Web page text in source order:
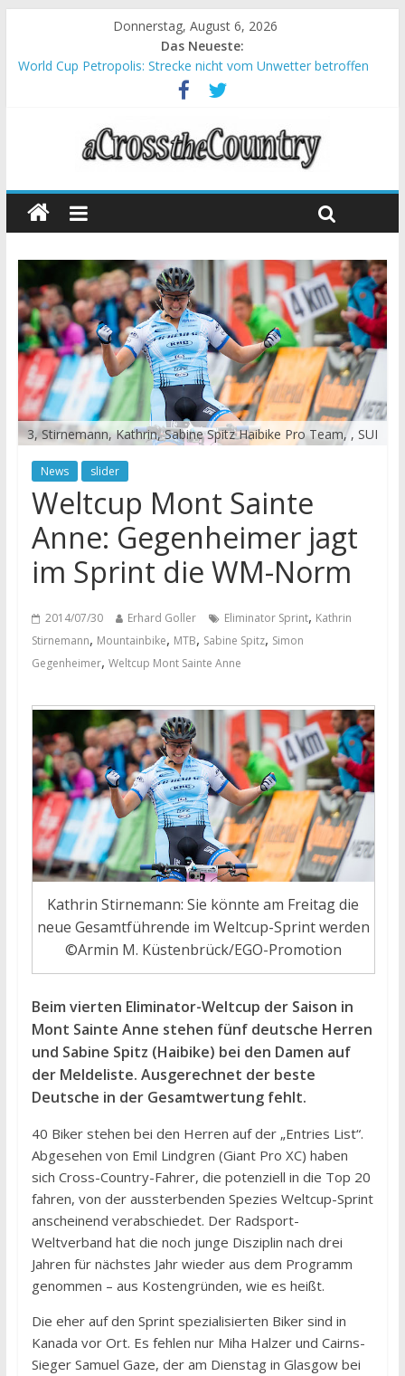
Donnerstag, August 6, 2026
Das Neueste:
World Cup Petropolis: Strecke nicht vom Unwetter betroffen
Krumbach und Obergessertshausen: Mountainbike-Bundesliga
Supercup Massi Banyoles: Siege für Carod und Richards
Halbzeit beim Andalucia Bike Race: Weltmeister Seewald führt
Chelva: Schweizer Doppelsieg beim ersten XCO-Rennen der
3, Stirnemann, Kathrin, Sabine Spitz Haibike Pro Team, , SUI
News slider
Weltcup Mont Sainte
Anne: Gegenheimer jagt
im Sprint die WM-Norm
2014/07/30 Erhard Goller Eliminator Sprint, Kathrin
Stirnemann, Mountainbike, MTB, Sabine Spitz, Simon
Gegenheimer, Weltcup Mont Sainte Anne
Kathrin Stirnemann: Sie könnte am Freitag die
neue Gesamtführende im Weltcup-Sprint werden
©Armin M. Küstenbrück/EGO-Promotion
Beim vierten Eliminator-Weltcup der Saison in
Mont Sainte Anne stehen fünf deutsche Herren
und Sabine Spitz (Haibike) bei den Damen auf
der Meldeliste. Ausgerechnet der beste
Deutsche in der Gesamtwertung fehlt.
40 Biker stehen bei den Herren auf der „Entries List“.
Abgesehen von Emil Lindgren (Giant Pro XC) haben
sich Cross-Country-Fahrer, die potenziell in die Top 20
fahren, von der aussterbenden Spezies Weltcup-Sprint
anscheinend verabschiedet. Der Radsport-
Weltverband hat die noch junge Disziplin nach drei
Jahren für nächstes Jahr wieder aus dem Programm
genommen – aus Kostengründen, wie es heißt.
Die eher auf den Sprint spezialisierten Biker sind in
Kanada vor Ort. Es fehlen nur Miha Halzer und Cairns-
Sieger Samuel Gaze, der am Dienstag in Glasgow bei